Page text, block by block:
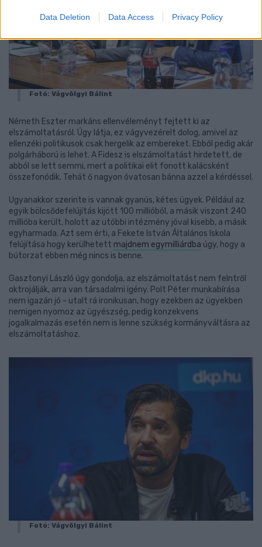
Data Deletion Data Access Privacy Policy
Fotó: Vágvölgyi Bálint
Németh Eszter markáns ellenvéleményt fejtett ki az
elszámoltatásról. Úgy látja, ez vágyvezérelt dolog, amivel az
ellenzéki politikusok csak hergelik az embereket. Ebből pedig akár
polgárháború is lehet. A Fidesz is elszámoltatást hirdetett, de
abból se lett semmi, mert a politikai elit fonott kalácsként
összefonódik. Tehát ő nagyon óvatosan bánna azzel a kérdéssel.
Ugyanakkor szerinte is vannak gyanús, kétes ügyek. Például az
egyik bölcsődefelújítás kijött 100 millióból, a másik viszont 240
millióba került, holott az utóbbi intézmény jóval kisebb, a másik
egyharmada. Azt sem érti, a Fekete István Általános Iskola
felújítása hogy kerülhetett majdnem egymilliárdba úgy, hogy a
bútorzat ebben még nincs is benne.
Gasztonyi László úgy gondolja, az elszámoltatást nem felntről
oktrojálják, arra van társadalmi igény. Polt Péter munkabírása
nem igazán jó - utalt rá ironikusan, hogy ezekben az ügyekben
nemigen nyomoz az ügyészség, pedig konzekvens
jogalkalmazás esetén nem is lenne szükség kormányváltásra az
elszámoltatáshoz.
Fotó: Vágvölgyi Bálint